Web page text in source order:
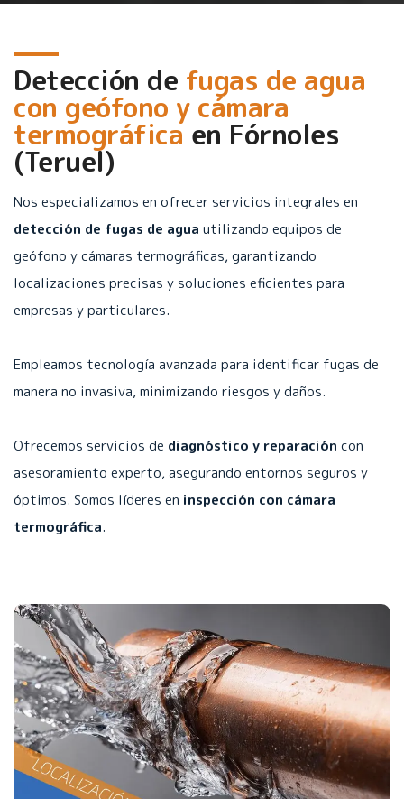
Detección de fugas de agua
con geófono y cámara
termográficaen Fórnoles
(Teruel)
Nos especializamos en ofrecer servicios integrales en
detección de fugas de agua utilizando equipos de
geófono y cámaras termográficas, garantizando
localizaciones precisas y soluciones eficientes para
empresas y particulares.
Empleamos tecnología avanzada para identificar fugas de
manera no invasiva, minimizando riesgos y daños.
Ofrecemos servicios de diagnóstico y reparación con
asesoramiento experto, asegurando entornos seguros y
óptimos. Somos líderes en inspección con cámara
termográfica.